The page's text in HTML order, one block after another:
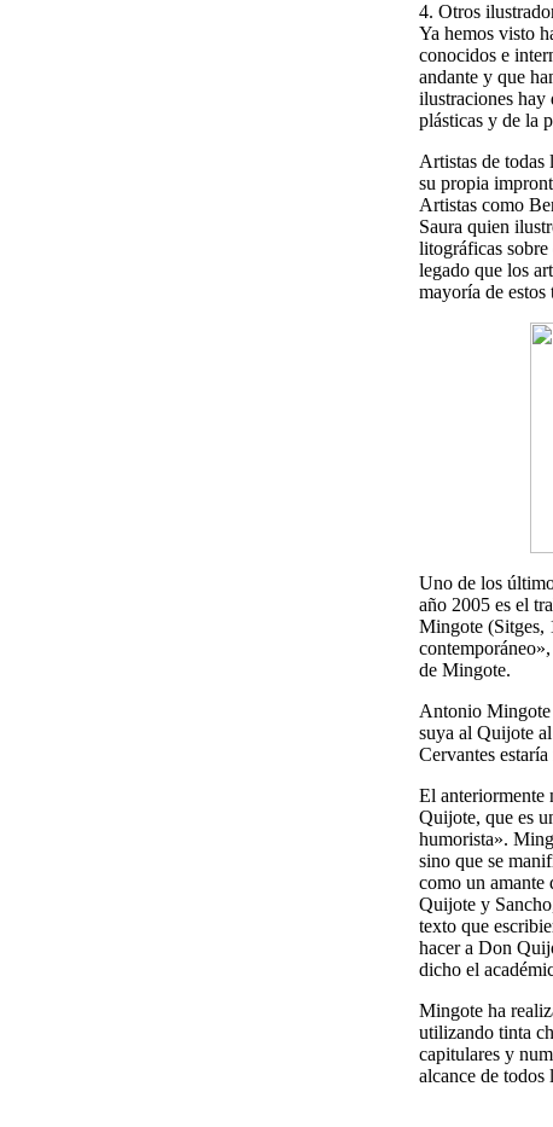
4. Otros
Ya hemos visto
conocidos e
andante y que
ilustraciones hay
plásticas y de la
Artistas de todas
su propia
Artistas como
Saura quien
litográficas sobre
legado que los
mayoría de
Uno de los
año 2005 es el
Mingote (Sitges,
de Mingote.
Antonio Mingote
suya al Quijote
Cervantes
El anteriormente
Quijote, que es
humorista».
sino que se
como un amante
Quijote y
texto que
hacer a Don
dicho el
Mingote ha
utilizando tinta
capitulares y
alcance de